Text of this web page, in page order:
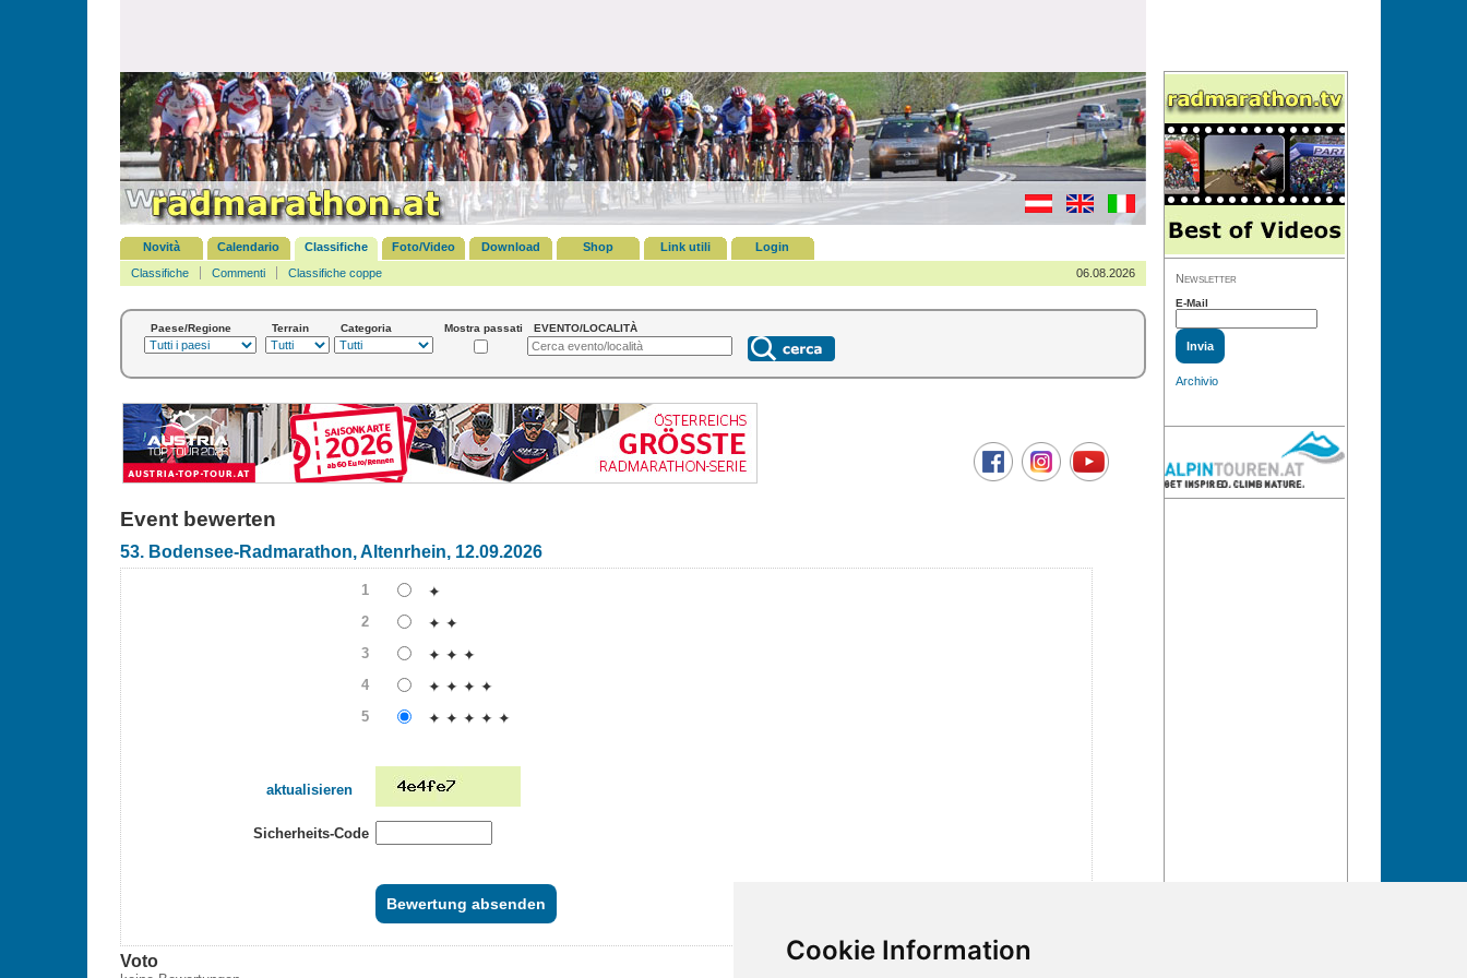
Novità Calendario Classifiche Foto/Video Download Shop Link utili
Login
Classifiche
Commenti Classifiche coppe 06.08.2026
Paese/Regione Terrain Categoria Mostra passati EVENTO/LOCALITÀ
Event bewerten
53. Bodensee-Radmarathon, Altenrhein, 12.09.2026
1 ✦
2 ✦ ✦
3 ✦ ✦ ✦
4 ✦ ✦ ✦ ✦
5 ✦ ✦ ✦ ✦ ✦
aktualisieren
Sicherheits-Code
Voto
Newsletter
E-Mail
Archivio